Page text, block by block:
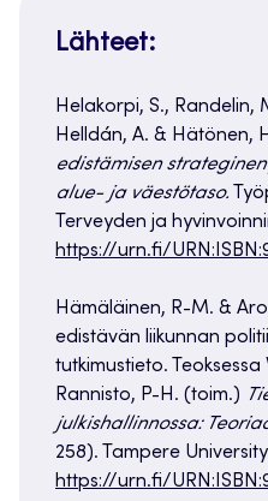
Lähteet:
Helakorpi, S., Randelin,
Helldán, A. & Hätönen,
edistämisen
alue- ja väestötaso.
Terveyden ja
https://urn.fi/
Hämäläinen, R-M. &
edistävän liikunnan
tutkimustieto. Teoksessa
Rannisto, P-H. (toim.)
julkishallinnossa:
258). Tampere
https://urn.fi/